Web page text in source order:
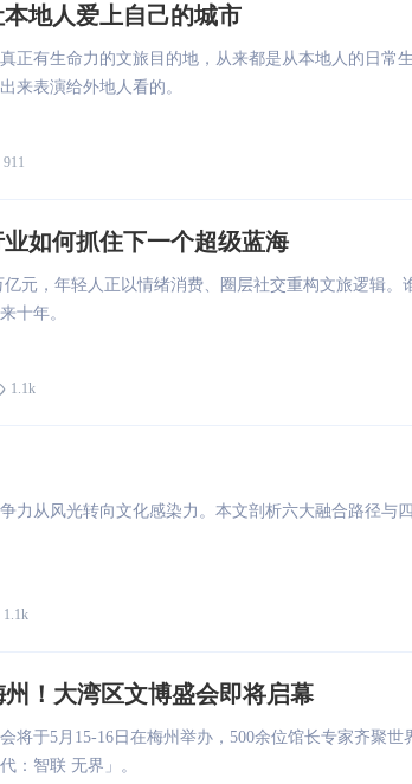
地人爱上自己的城市
正有生命力的文旅目的地，从来都是从本地人的日常
来表演给外地人看的。
911
如何抓住下一个超级蓝海
元，年轻人正以情绪消费、圈层社交重构文旅逻辑。
十年。
1.1k
力从风光转向文化感染力。本文剖析六大融合路径与
1.1k
！大湾区文博盛会即将启幕
将于5月15-16日在梅州举办，500余位馆长专家齐聚世
：智联 无界」。